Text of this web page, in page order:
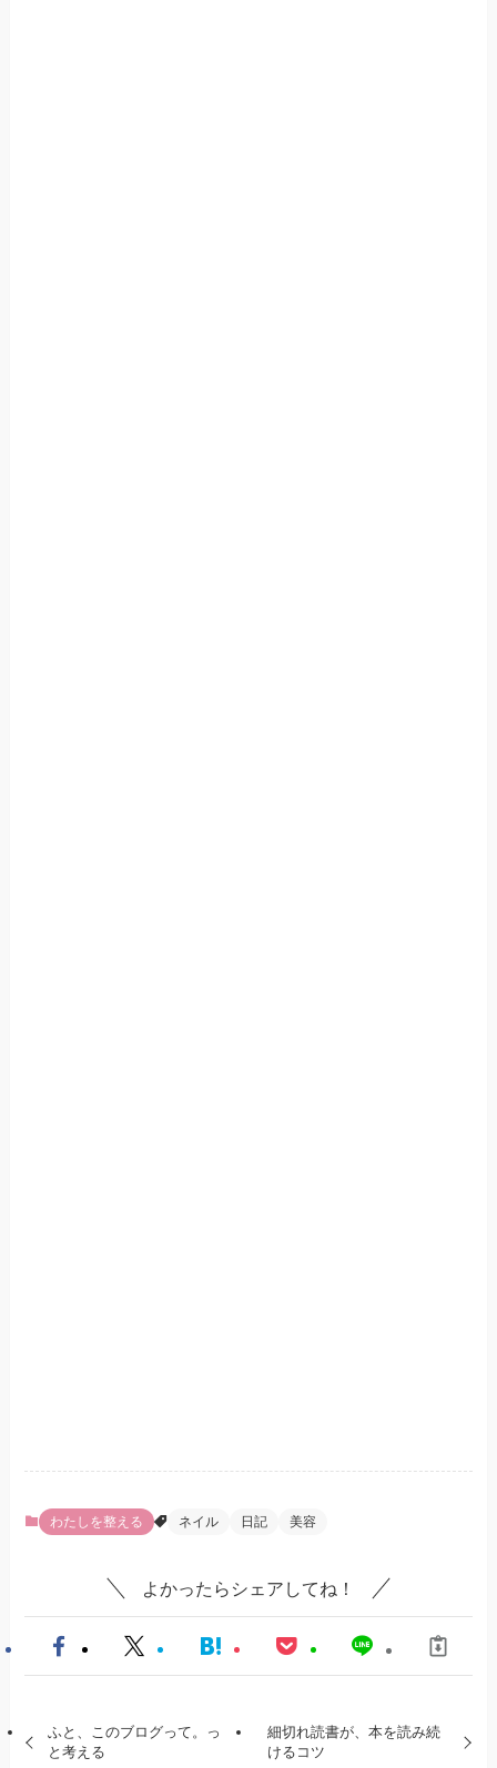
わたしを整える ネイル 日記 美容
よかったらシェアしてね！
ふと、このブログって。っ
と考える
細切れ読書が、本を読み続
けるコツ